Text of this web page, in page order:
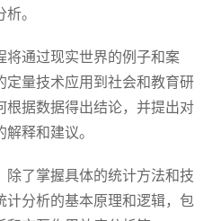
。
将通过现实世界的例子和案
定量技术应用到社会和教育研
根据数据得出结论，并提出对
释和建议。
除了掌握具体的统计方法和技
计分析的基本原理和逻辑，包